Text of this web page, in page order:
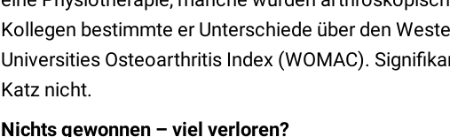
Kollegen bestimmte er Unterschiede über den
Universities Osteoarthritis Index (WOMAC).
Katz nicht.
Nichts gewonnen – viel verloren?